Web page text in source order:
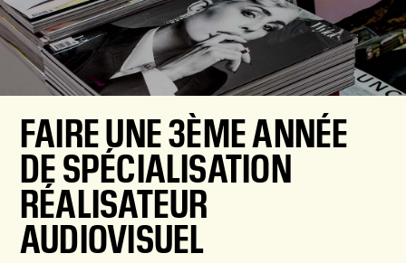
FAIRE UNE 3ÈME ANNÉE
DE SPÉCIALISATION
RÉALISATEUR
AUDIOVISUEL